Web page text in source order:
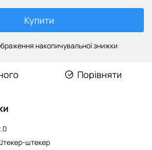
Купити
накопичувальної знижки
Порівняти
штекер